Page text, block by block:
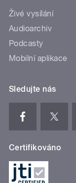
Živé vysílání
Audioarchiv
Podcasty
Mobilní aplikace
Sledujte nás
Certifikováno